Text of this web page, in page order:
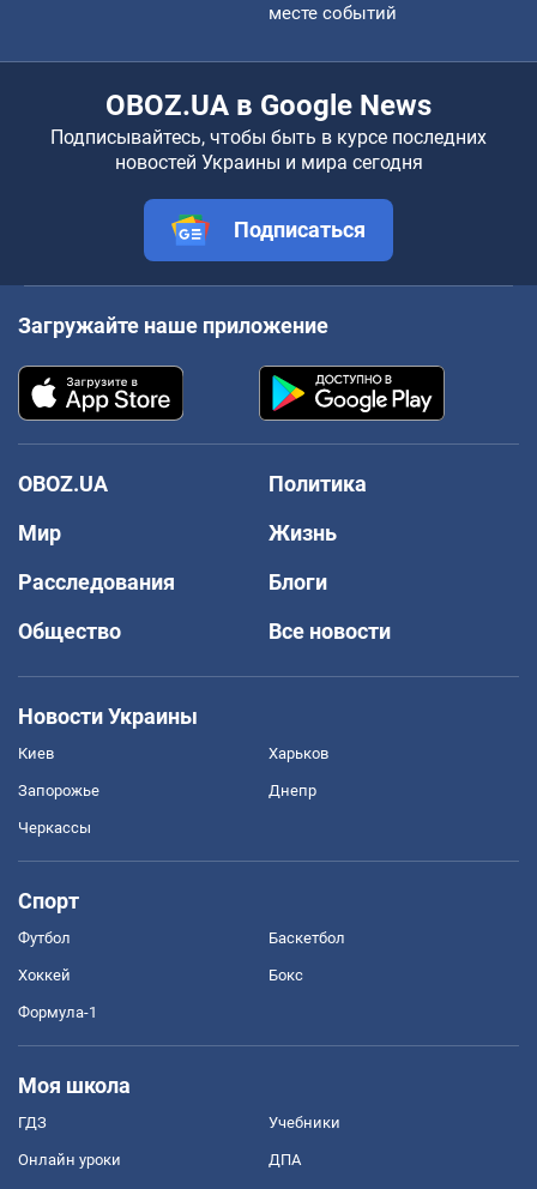
месте событий
OBOZ.UA в Google News
Подписывайтесь, чтобы быть в курсе последних
новостей Украины и мира сегодня
Подписаться
Загружайте наше приложение
OBOZ.UA
Политика
Мир
Жизнь
Расследования
Блоги
Общество
Все новости
Новости Украины
Киев Харьков
Запорожье Днепр
Черкассы
Спорт
Футбол Баскетбол
Хоккей Бокс
Формула-1
Моя школа
ГДЗ Учебники
Онлайн уроки ДПА